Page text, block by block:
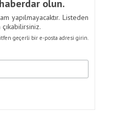
olun.
yapılmayacaktır. Listeden
geçerli bir e-posta adresi girin.